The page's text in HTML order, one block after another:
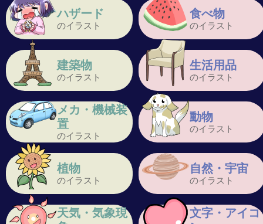
ハザード
のイラスト
食べ物
のイラスト
建築物
のイラスト
生活用品
のイラスト
メカ・機械装
置
のイラスト
動物
のイラスト
植物
のイラスト
自然・宇宙
のイラスト
天気・気象現
文字・アイコ